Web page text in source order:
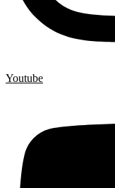
Youtube